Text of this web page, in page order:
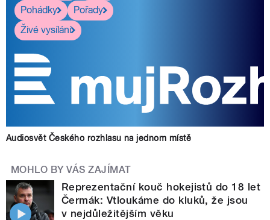
Pohádky
Pořady
Živé vysílání
Audiosvět Českého rozhlasu na jednom místě
MOHLO BY VÁS ZAJÍMAT
Reprezentační kouč hokejistů do 18 let
Čermák: Vtloukáme do kluků, že jsou
v nejdůležitějším věku